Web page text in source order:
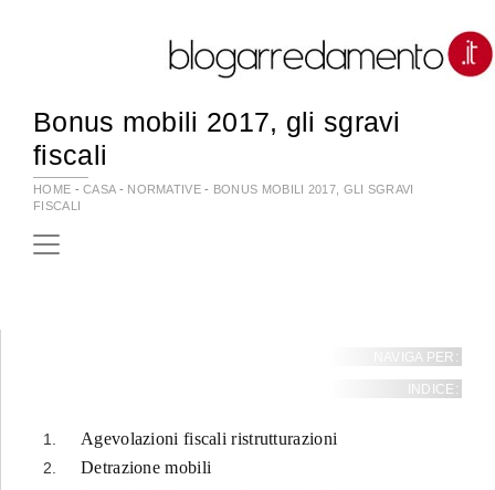
Bonus mobili 2017, gli sgravi
fiscali
HOME -CASA- NORMATIVE - BONUS MOBILI 2017, GLI SGRAVI
FISCALI
NAVIGA PER:
INDICE:
Agevolazioni fiscali ristrutturazioni
Detrazione mobili